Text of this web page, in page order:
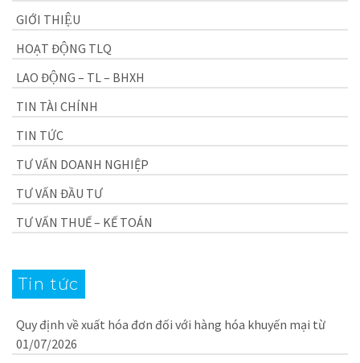
GIỚI THIỆU
HOẠT ĐỘNG TLQ
LAO ĐỘNG – TL – BHXH
TIN TÀI CHÍNH
TIN TỨC
TƯ VẤN DOANH NGHIỆP
TƯ VẤN ĐẦU TƯ
TƯ VẤN THUẾ – KẾ TOÁN
Tin tức
Quy định về xuất hóa đơn đối với hàng hóa khuyến mại từ
01/07/2026